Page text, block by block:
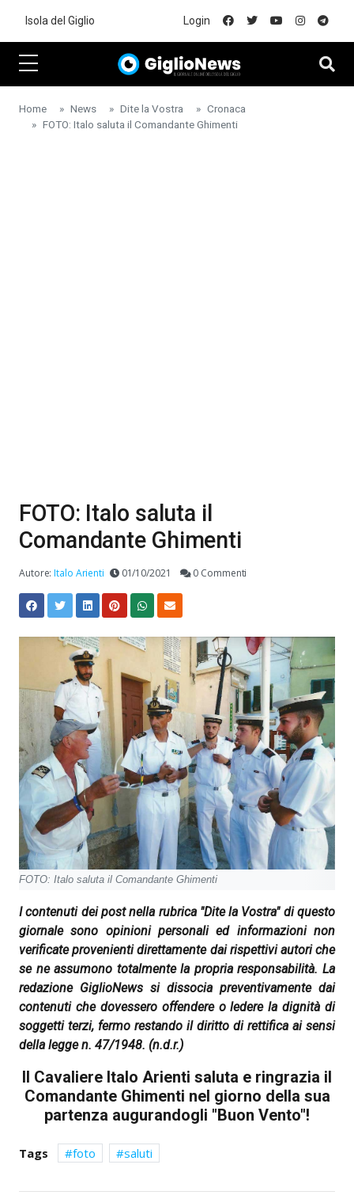
Isola del Giglio Login
Home News Dite la Vostra
Cronaca
FOTO: Italo saluta il Comandante Ghimenti
FOTO: Italo saluta il
Comandante Ghimenti
Autore:Italo Arienti 01/10/2021 0 Commenti
FOTO: Italo saluta il Comandante Ghimenti
I contenuti dei post nella rubrica "Dite la Vostra" di questo
giornale sono opinioni personali ed informazioni non
verificate provenienti direttamente dai rispettivi autori che
se ne assumono totalmente la propria responsabilità. La
redazione GiglioNews si dissocia preventivamente dai
contenuti che dovessero offendere o ledere la dignità di
soggetti terzi, fermo restando il diritto di rettifica ai sensi
della legge n. 47/1948. (n.d.r.)
Il Cavaliere Italo Arienti saluta e ringrazia il
Comandante Ghimenti nel giorno della sua
partenza augurandogli "Buon Vento"!
Tags foto saluti